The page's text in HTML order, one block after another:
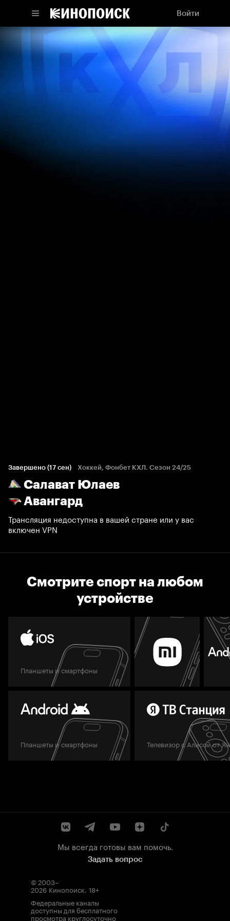
Войти
Завершено (17 сен) Хоккей, Фонбет КХЛ. Сезон 24/25
Салават Юлаев
Авангард
Трансляция недоступна в вашей стране или у вас
включен VPN
Смотрите спорт на любом
устройстве
Планшеты и смартфоны
Планшеты и смартфоны Телевизор с Алисой от
Мы всегда готовы вам помочь.
Задать вопрос
© 2003–
2026 Кинопоиск. 18+
Федеральные каналы
доступны для бесплатного
просмотра круглосуточно